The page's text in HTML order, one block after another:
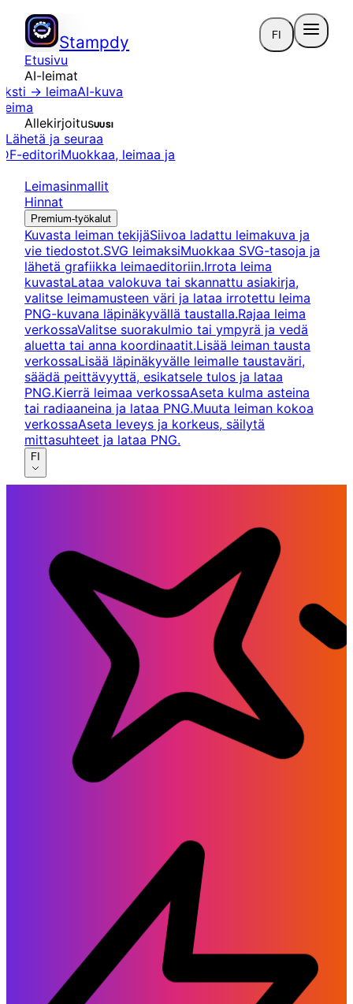
Stampdy FI
Etusivu
AI-leimat
→ leimaAI-kuva
AllekirjoitusUUSI
Lähetä ja seuraa
editoriMuokkaa, leimaa ja
Leimasinmallit
Hinnat
Premium-työkalut
Kuvasta leiman tekijäSiivoa ladattu leimakuva ja
vie tiedostot.SVG leimaksiMuokkaa SVG-tasoja ja
lähetä grafiikka leimaeditoriin.Irrota leima
kuvastaLataa valokuva tai skannattu asiakirja,
valitse leimamusteen väri ja lataa irrotettu leima
PNG-kuvana läpinäkyvällä taustalla.Rajaa leima
verkossaValitse suorakulmio tai ympyrä ja vedä
aluetta tai anna koordinaatit.Lisää leiman tausta
verkossaLisää läpinäkyvälle leimalle taustaväri,
säädä peittävyyttä, esikatsele tulos ja lataa
PNG.Kierrä leimaa verkossaAseta kulma asteina
tai radiaaneina ja lataa PNG.Muuta leiman kokoa
verkossaAseta leveys ja korkeus, säilytä
mittasuhteet ja lataa PNG.
FI